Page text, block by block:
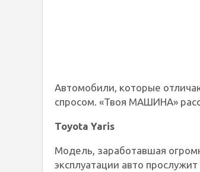
Автомобили, которые
спросом. «Твоя МАШИНА»
Toyota Yaris
Модель, заработавшая
эксплуатации авто